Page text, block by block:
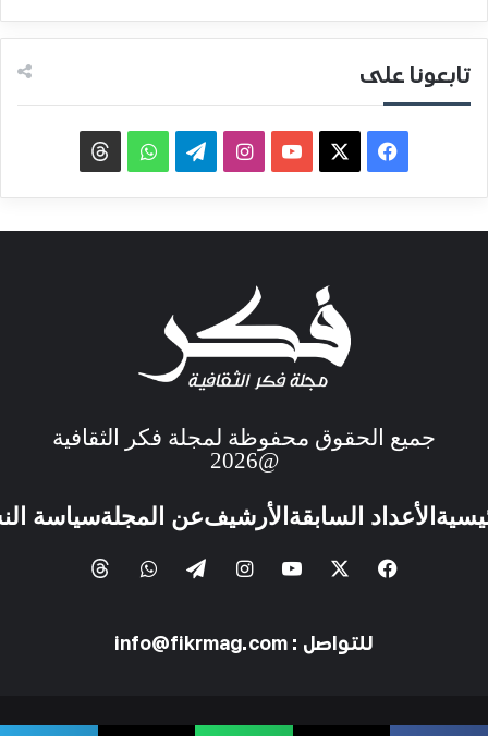
تابعونا على
جميع الحقوق محفوظة لمجلة فكر الثقافية
@2026
الأعداد السابقة الأرشيفعن المجلةسياسة
للتواصل : info@fikrmag.com